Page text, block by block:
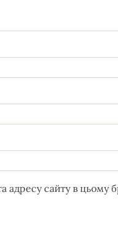
адресу сайту в цьому